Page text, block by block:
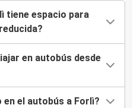
tiene espacio para
en autobús desde
el autobús a Forlì?